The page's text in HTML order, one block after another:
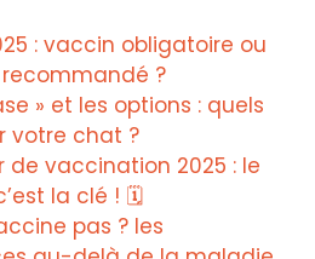
: vaccin obligatoire ou
?
» et les options : quels
votre chat ?
de vaccination 2025 : le
la clé ! 🗓️
pas ? les